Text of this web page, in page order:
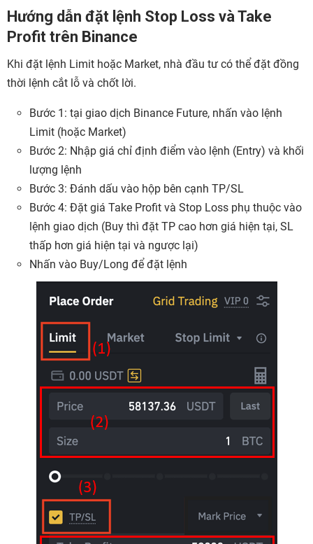
Hướng dẫn đặt lệnh Stop Loss và Take
Profit trên Binance
Khi đặt lệnh Limit hoặc Market, nhà đầu tư có thể đặt đồng
thời lệnh cắt lỗ và chốt lời.
Bước 1: tại giao dịch Binance Future, nhấn vào lệnh
Limit (hoặc Market)
Bước 2: Nhập giá chỉ định điểm vào lệnh (Entry) và khối
lượng lệnh
Bước 3: Đánh dấu vào hộp bên cạnh TP/SL
Bước 4: Đặt giá Take Profit và Stop Loss phụ thuộc vào
lệnh giao dịch (Buy thì đặt TP cao hơn giá hiện tại, SL
thấp hơn giá hiện tại và ngược lại)
Nhấn vào Buy/Long để đặt lệnh